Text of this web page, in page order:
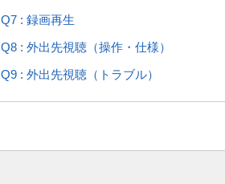
Q7 : 録画再生
Q8 : 外出先視聴（操作・仕様）
Q9 : 外出先視聴（トラブル）